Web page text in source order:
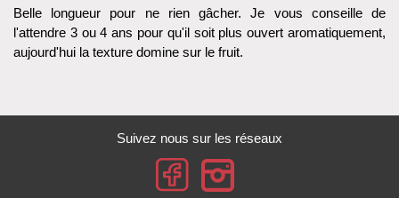
Belle longueur pour ne rien gâcher. Je vous conseille de
l'attendre 3 ou 4 ans pour qu'il soit plus ouvert aromatiquement,
aujourd'hui la texture domine sur le fruit.
Suivez nous sur les réseaux